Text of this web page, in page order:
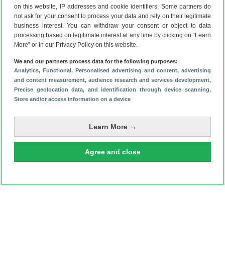
on this website, IP addresses and cookie identifiers. Some partners do
not ask for your consent to process your data and rely on their legitimate
business interest. You can withdraw your consent or object to data
processing based on legitimate interest at any time by clicking on “Learn
More” or in our Privacy Policy on this website.
We and our partners process data for the following purposes:
Analytics, Functional, Personalised advertising and content, advertising
and content measurement, audience research and services development,
Precise geolocation data, and identification through device scanning,
Store and/or access information on a device
Learn More →
Agree and close
WhatsApp-berichten. In de Lifelog-app kun je namelijk per
app instellen of de polsband trilt bij meldingen.
Voor die functionaliteiten betaal je echter flink: de
SmartBand zal dit voorjaar verschijnen voor een adviesprijs
kleurencombinaties kost 24,99 euro.
Sony Xperia Z1 Compact review en
kopen
reviewen bekijk onzeSony Xperia Z1 Compact kopen-
pagina, met de laatste prijzen en beste aanbiedingen.